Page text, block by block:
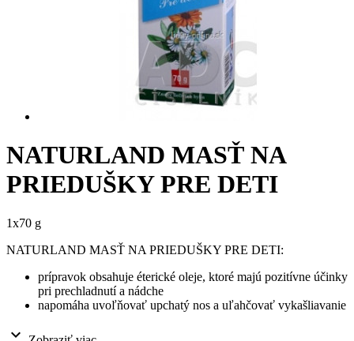
NATURLAND MASŤ NA
PRIEDUŠKY PRE DETI
1x70 g
NATURLAND MASŤ NA PRIEDUŠKY PRE DETI:
prípravok obsahuje éterické oleje, ktoré majú pozitívne účinky
pri prechladnutí a nádche
napomáha uvoľňovať upchatý nos a uľahčovať vykašliavanie
expand_more